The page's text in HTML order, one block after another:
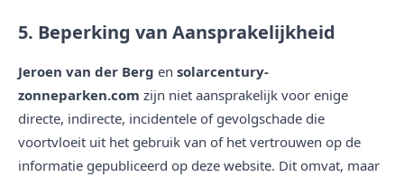
5. Beperking van Aansprakelijkheid
Jeroen van der Berg en solarcentury-
zonneparken.com zijn niet aansprakelijk voor enige
directe, indirecte, incidentele of gevolgschade die
voortvloeit uit het gebruik van of het vertrouwen op de
informatie gepubliceerd op deze website. Dit omvat, maar